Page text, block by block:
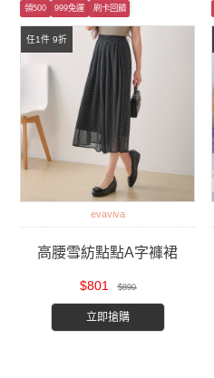
任1件 9折
領500 999免運 刷卡回饋
evaviva
高腰雪紡點點A字褲裙
$801 $890
立即搶購